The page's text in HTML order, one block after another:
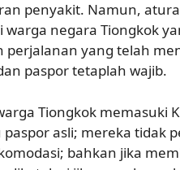
penyakit. Namun,
negara Tiongkok
perjalanan yang telah
paspor tetaplah wajib.
Tiongkok memasuki
asli; mereka tidak
bahkan jika